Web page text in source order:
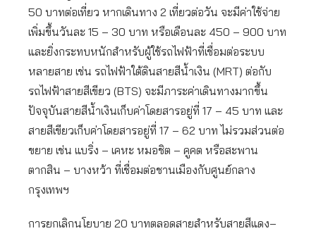
50 บาทต่อเที่ยว หากเดินทาง 2 เที่ยวต่อวัน จะมีค่าใช้จ่าย
เพิ่มขึ้นวันละ 15 – 30 บาท หรือเดือนละ 450 – 900 บาท
และยิ่งกระทบหนักสำหรับผู้ใช้รถไฟฟ้าที่เชื่อมต่อระบบ
หลายสาย เช่น รถไฟฟ้าใต้ดินสายสีน้ำเงิน (MRT) ต่อกับ
รถไฟฟ้าสายสีเขียว (BTS) จะมีภาระค่าเดินทางมากขึ้น
ปัจจุบันสายสีน้ำเงินเก็บค่าโดยสารอยู่ที่ 17 – 45 บาท และ
สายสีเขียวเก็บค่าโดยสารอยู่ที่ 17 – 62 บาท ไม่รวมส่วนต่อ
ขยาย เช่น แบริ่ง – เคหะ หมอชิต – คูคต หรือสะพาน
ตากสิน – บางหว้า ที่เชื่อมต่อชานเมืองกับศูนย์กลาง
กรุงเทพฯ
การยกเลิกนโยบาย 20 บาทตลอดสายสำหรับสายสีแดง–